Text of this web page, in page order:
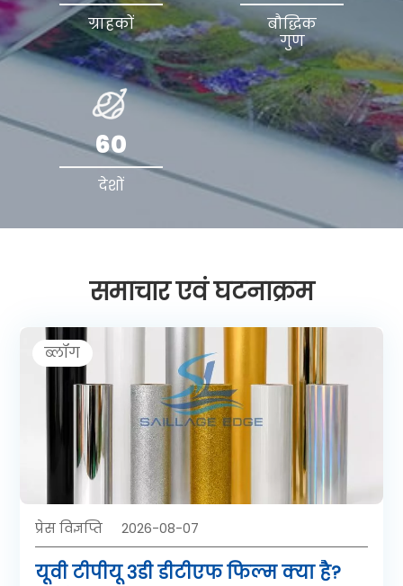
ग्राहकों
बौद्धिक
गुण
60
देशों
समाचार एवं घटनाक्रम
ब्लॉग
प्रेस विज्ञप्ति 2026-08-07
यूवी टीपीयू 3डी डीटीएफ फिल्म क्या है?